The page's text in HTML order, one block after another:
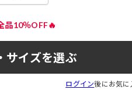
品10％OFF🔥
サイズを選ぶ
ログイン後にお気